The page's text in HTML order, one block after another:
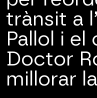
trànsit a
Pallol i el
Doctor
millorar